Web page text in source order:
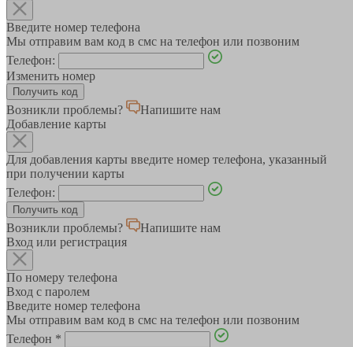
Введите номер телефона
Мы отправим вам код в смс на телефон или позвоним
Телефон:
Изменить номер
Возникли проблемы?
Напишите нам
Добавление карты
Для добавления карты введите номер телефона, указанный
при получении карты
Телефон:
Возникли проблемы?
Напишите нам
Вход или регистрация
По номеру телефона
Вход с паролем
Введите номер телефона
Мы отправим вам код в смс на телефон или позвоним
Телефон *